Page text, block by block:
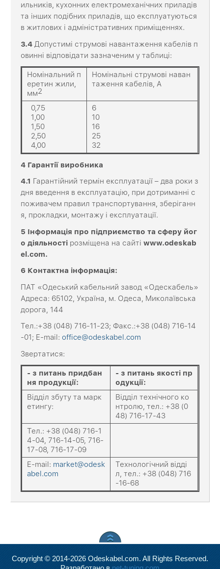
ильників, кухонних електромеханічних приладів
та інших подібних приладів, що експлуатуються
в житлових і адміністративних приміщеннях.
3.4 Допустимі струмові навантаження кабелів п
овинні відповідати зазначеним у таблиці:
Номінальний п
еретин жили,
мм2
Номінальні струмові наван
таження кабелів, А
0,75
1,00
1,50
2,50
4,00
6
10
16
25
32
4 Гарантії виробника
4.1 Гарантійний термін експлуатації – два роки з
дня введення в експлуатацію, при дотриманні с
поживачем правил транспортування, зберіганн
я, прокладки, монтажу і експлуатації.
5 Інформація про підприємство та сферу йог
о діяльності розміщена на сайтіwww.odeskab
el.com.
6 Контактна інформація:
ПАТ «Одеський кабельний завод «Одескабель»
Адреса: 65102, Україна, м. Одеса, Миколаївська
дорога, 144
Тел.:+38 (048) 716-11-23; Факс.:+38 (048) 716-14
-01; E-mail: office@odeskabel.com
Звертатися:
- з питань придбан
ня продукції:
- з питань якості пр
одукції:
Відділ збуту та марк
етингу:
Відділ технічного ко
нтролю, тел.: +38 (0
48) 716-17-43
Тел.: +38 (048) 716-1
4-04, 716-14-05, 716-
17-08, 716-17-09
E-mail: market@odesk
abel.com
Технологічний відді
л, тел.: +38 (048) 716
-16-68
Copyright © 2014-2026 Odeskabel.com. All Rights Reserved.